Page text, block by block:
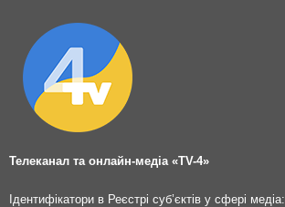
Телеканал та онлайн-медіа «TV-4»
Ідентифікатори в Реєстрі суб’єктів у сфері медіа: